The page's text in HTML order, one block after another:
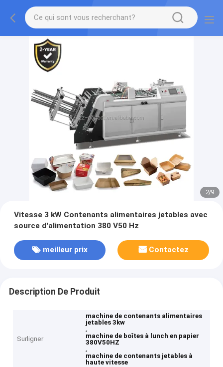
2/9
Vitesse 3 kW Contenants alimentaires jetables avec
source d'alimentation 380 V50 Hz
meilleur prix Contactez
Description De Produit
Surligner
machine de contenants alimentaires
jetables 3kw
,
machine de boîtes à lunch en papier
380V50HZ
,
machine de contenants jetables à
haute vitesse